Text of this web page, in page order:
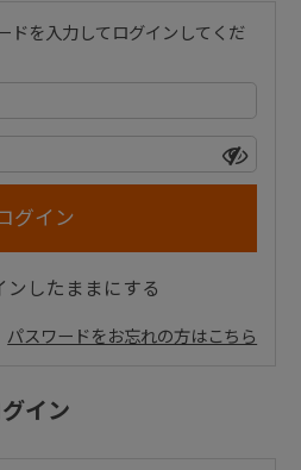
ドを入力してログインしてくだ
ンしたままにする
パスワードをお忘れの方はこちら
イン